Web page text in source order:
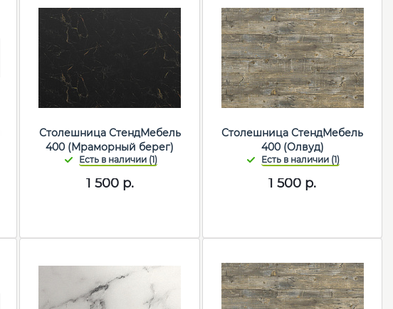
Столешница СтендМебель
400 (Мраморный берег)
1 500р.
Столешница СтендМебель
400 (Олвуд)
1 500 р.